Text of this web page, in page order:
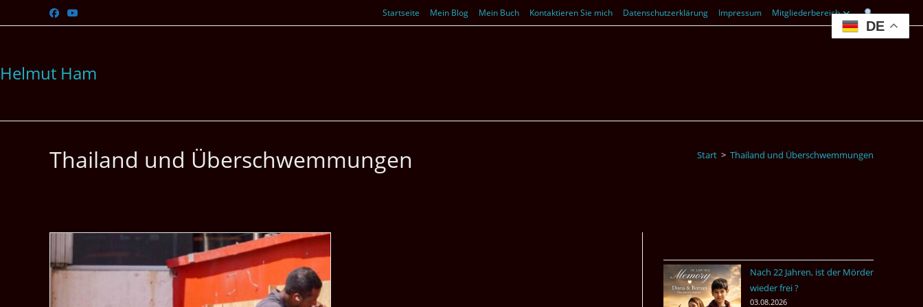
Inhalt
Startseite Mein Blog Mein Buch Kontaktieren Sie mich Datenschutzerklärung Impressum Mitgliederbereich
Helmut Ham
Thailand und Überschwemmungen Start > Thailand und Überschwemmungen
Nach 22 Jahren, ist der Mörder
wieder frei ?
03.08.2026
DE